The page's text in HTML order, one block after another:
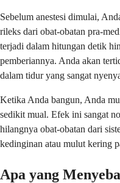
Sebelum anestesi dimulai,
rileks dari obat-obatan pra-
terjadi dalam hitungan detik
pemberiannya. Anda akan
dalam tidur yang sangat
Ketika Anda bangun, Anda
sedikit mual. Efek ini sangat
hilangnya obat-obatan dari
kedinginan atau mulut kering
Apa yang